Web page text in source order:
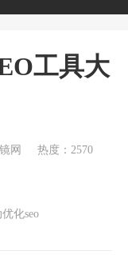
工具大
网 热度：2570
优化seo